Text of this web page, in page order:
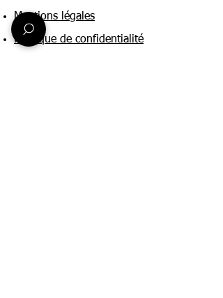
Mentions légales
Politique de confidentialité